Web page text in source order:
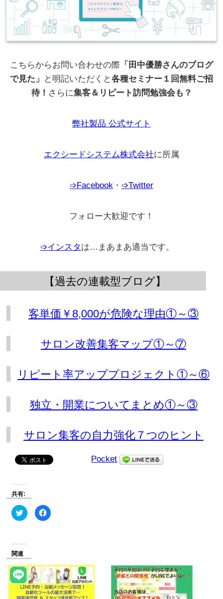
こちらからお問い合わせの際 「田中優勝さんのブログ
で見た」
と明記いただくと各種セミナー１回無料ご招
待！ さらに集客＆リピート訪問勉強会も？
弊社製品 公式サイト
エクシードシステム株式会社に所属
➩Facebook ・ ➩Twitter
フォロー大歓迎です！
➩インスタ は…まあまあ適当です。
【過去の連載型ブログ】
客単価￥8,000が危険な理由①～③
サロン改善集客マップ①～⑦
リピート率アッププロジェクト①～⑥
独立・開業についてまとめ①～③
サロン集客の自力強化７つのヒント
Pocket
共有:
ク
リ
Twitter
共
有
(新
し
い
ウ
ィ
Facebook
で
リ
ッ
ク
し
て
く
関連